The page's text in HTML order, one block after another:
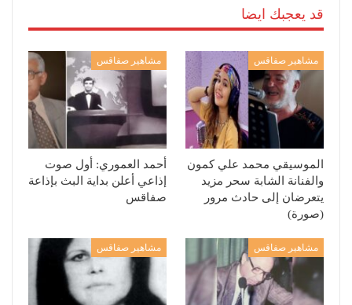
قد يعجبك ايضا
مشاهير صفاقس
الموسيقي محمد علي كمون
والفنانة الشابة سحر مزيد
يتعرضان إلى حادث مرور
(صورة)
مشاهير صفاقس
أحمد العموري: أول صوت
إذاعي أعلن بداية البث بإذاعة
صفاقس
مشاهير صفاقس مشاهير صفاقس